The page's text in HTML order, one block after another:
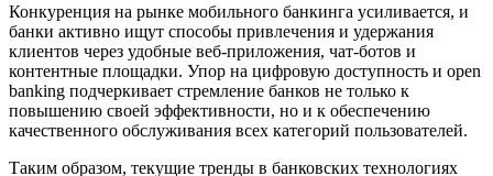
Конкуренция на рынке мобильного банкинга усиливается, и
банки активно ищут способы привлечения и удержания
клиентов через удобные веб-приложения, чат-ботов и
контентные площадки. Упор на цифровую доступность и open
banking подчеркивает стремление банков не только к
повышению своей эффективности, но и к обеспечению
качественного обслуживания всех категорий пользователей.
Таким образом, текущие тренды в банковских технологиях